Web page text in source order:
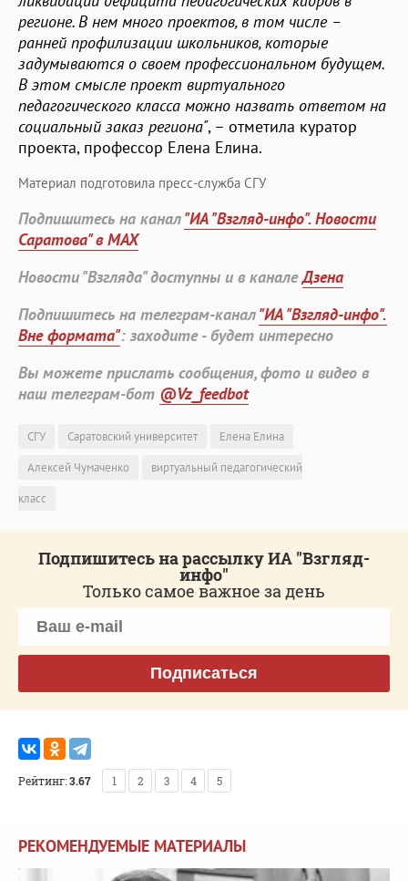
регионе. В нем много проектов, в том числе –
ранней профилизации школьников, которые
задумываются о своем профессиональном будущем.
В этом смысле проект виртуального
педагогического класса можно назвать ответом на
социальный заказ региона", – отметила куратор
проекта, профессор Елена Елина.
Материал подготовила пресс-служба СГУ
Подпишитесь на канал"ИА "Взгляд-инфо". Новости
Саратова" в MAX
Новости "Взгляда" доступны и в каналеДзена
Подпишитесь на телеграм-канал"ИА "Взгляд-инфо".
Вне формата": заходите - будет интересно
Вы можете прислать сообщения, фото и видео в
наш телеграм-бот @Vz_feedbot
СГУ Саратовский университет
Елена Елина
Алексей Чумаченко
виртуальный педагогический
класс
Подпишитесь на рассылку ИА "Взгляд-
инфо"
Только самое важное за день
Подписаться
Рейтинг:3.67 1 2 3 4 5
РЕКОМЕНДУЕМЫЕ МАТЕРИАЛЫ